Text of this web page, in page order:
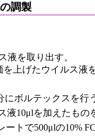
調製
液を取り出す。
を上げたウイルス液
にボルテックスを行
液10μlを加えたもの
ートで500μlの10%